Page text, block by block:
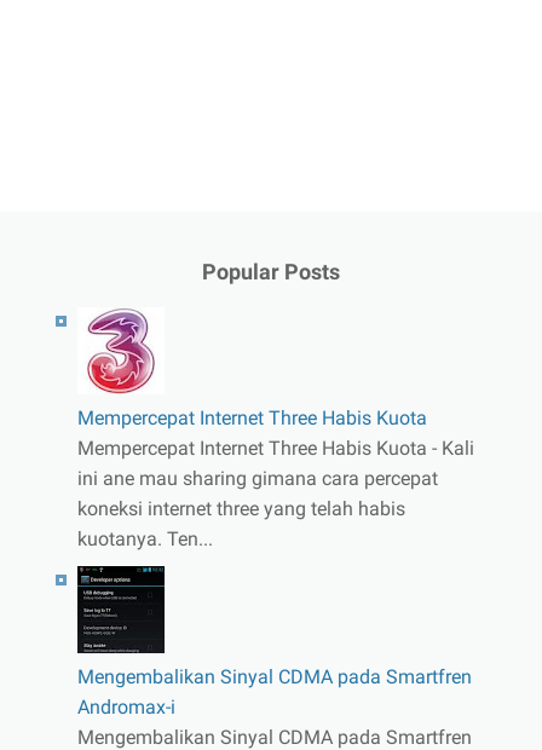
Popular Posts
Mempercepat Internet Three Habis Kuota
Mempercepat Internet Three Habis Kuota - Kali
ini ane mau sharing gimana cara percepat
koneksi internet three yang telah habis
kuotanya. Ten...
Mengembalikan Sinyal CDMA pada Smartfren
Andromax-i
Mengembalikan Sinyal CDMA pada Smartfren